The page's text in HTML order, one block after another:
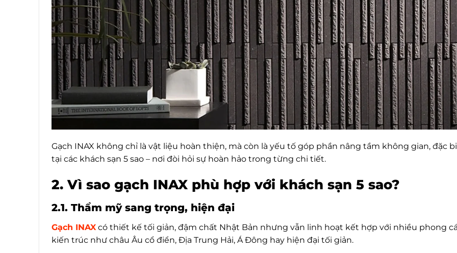
Gạch INAX không chỉ là vật liệu hoàn thiện, mà còn là yếu tố góp phần nâng tầm không gian, đặc
tại các khách sạn 5 sao – nơi đòi hỏi sự hoàn hảo trong từng chi tiết.
2. Vì sao gạch INAX phù hợp với khách sạn 5 sao?
2.1. Thẩm mỹ sang trọng, hiện đại
Gạch INAXcó thiết kế tối giản, đậm chất Nhật Bản nhưng vẫn linh hoạt kết hợp với nhiều phong
kiến trúc như châu Âu cổ điển, Địa Trung Hải, Á Đông hay hiện đại tối giản.